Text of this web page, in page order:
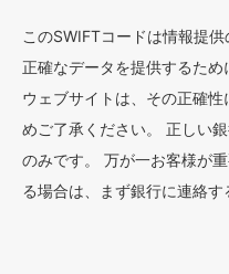
このSWIFTコードは情報提
正確なデータを提供するた
ウェブサイトは、その正確
めご了承ください。 正しい
のみです。 万が一お客様が
る場合は、まず銀行に連絡す